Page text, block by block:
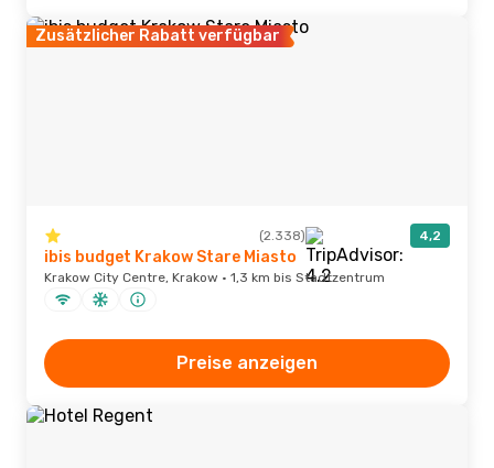
Zusätzlicher Rabatt verfügbar
(2.338) 4,2
ibis budget Krakow Stare Miasto
Krakow City Centre, Krakow · 1,3 km bis Stadtzentrum
Preise anzeigen